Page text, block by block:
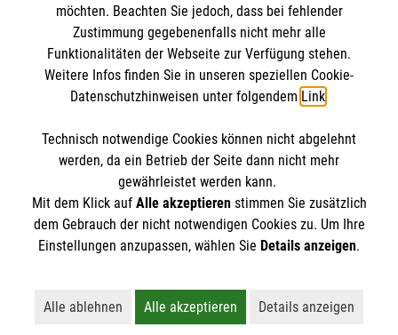
Kontakt
Presse
Malteser in Deutschland
Malteserorden
Sharepoint
Spendenkonto
Bank: Pax-Bank für Kirche und Caritas eG
IBAN: DE09 3706 0120 1201 2104 09
BIC: GENODED1PA7
So finden Sie uns
Wolsdorfer Straße 32
53721 Siegburg
info.siegburg@malteser.org
Der Malteser Hilfsdienst e.V. ist als eingetragene
Gewerbesteuer befreit.
möchten. Beachten Sie jedoch, dass bei fehlender
Zustimmung gegebenenfalls nicht mehr alle
Funktionalitäten der Webseite zur Verfügung stehen.
Weitere Infos finden Sie in unseren speziellen Cookie-
Datenschutzhinweisen unter folgendem Link.
Technisch notwendige Cookies können nicht abgelehnt
werden, da ein Betrieb der Seite dann nicht mehr
gewährleistet werden kann.
Mit dem Klick auf Alle akzeptierenstimmen Sie zusätzlich
dem Gebrauch der nicht notwendigen Cookies zu. Um Ihre
Einstellungen anzupassen, wählen Sie Details anzeigen.
Alle ablehnen
Lehnt alle nicht-essentiellen Cookies ab
Alle akzeptieren
Akzeptiert alle Cookies
Details anzeigen